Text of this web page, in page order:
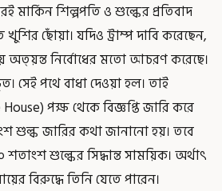
মার্কিন শিল্পপতি ও শুল্কের প্রতিবাদ
ছোঁয়া। যদিও ট্রাম্প দাবি করেছেন,
অত্য়ন্ত নির্বোধের মতো আচরণ করেছে।
সেই পথে বাধা দেওয়া হল। তাই
পক্ষ থেকে বিজ্ঞপ্তি জারি করে
শুল্ক জারির কথা জানানো হয়। তবে
শতাংশ শুল্কের সিদ্ধান্ত সাময়িক। অর্থাৎ
বিরুদ্ধে তিনি যেতে পারেন।